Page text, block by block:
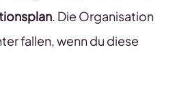
. Die Organisation
fallen, wenn du diese